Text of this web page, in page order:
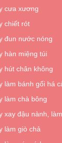
cưa xương
chiết rót
đun nước nóng
hàn miệng túi
hút chân không
làm bánh gối há
làm chà bông
xay đậu nành,
làm giò chả